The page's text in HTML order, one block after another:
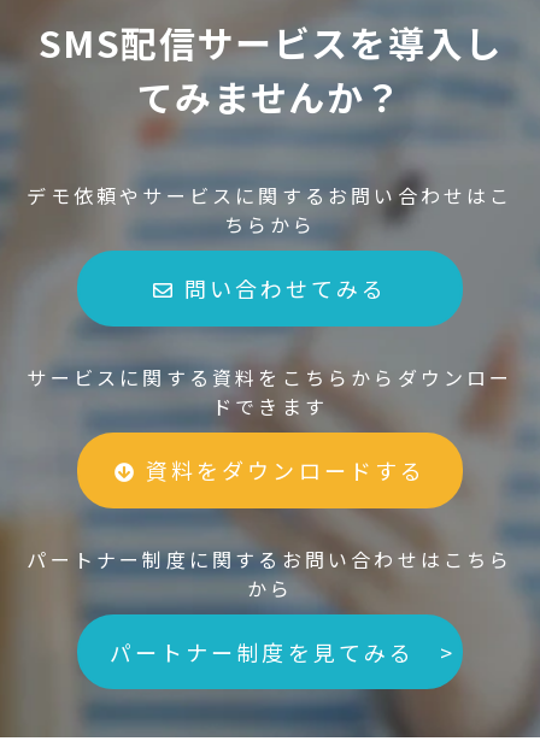
SMS配信サービスを導入し
てみませんか？
デモ依頼やサービスに関するお問い合わせはこ
ちらから
問い合わせてみる
サービスに関する資料をこちらからダウンロー
ドできます
資料をダウンロードする
パートナー制度に関するお問い合わせはこちら
から
パートナー制度を見てみる >